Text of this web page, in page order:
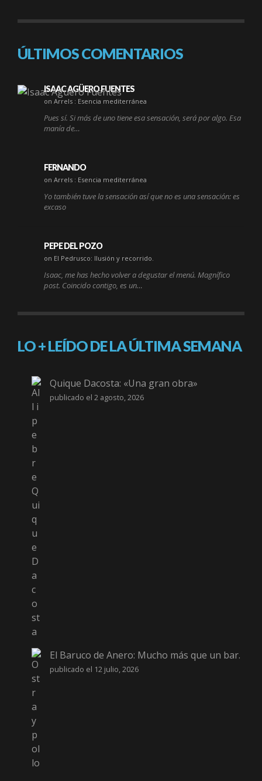
ÚLTIMOS COMENTARIOS
ISAAC AGÜERO FUENTES
on Arrels : Esencia mediterránea
Pues sí. Si más de uno tiene esa sensación, será por algo. Esa
manía de…
FERNANDO
on Arrels : Esencia mediterránea
Yo también tuve la sensación así que no es una sensación: es
excaso
PEPE DEL POZO
on El Pedrusco: Ilusión y recorrido.
Isaac, me has hecho volver a degustar el menú. Magnífico
post. Coincido contigo, es un…
LO + LEÍDO DE LA ÚLTIMA SEMANA
Quique Dacosta: «Una gran obra»
publicado el 2 agosto, 2026
El Baruco de Anero: Mucho más que un bar.
publicado el 12 julio, 2026